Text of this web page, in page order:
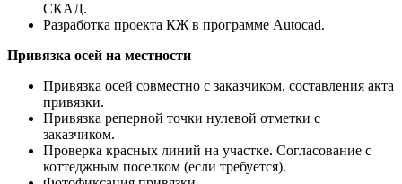
СКАД.
Разработка проекта КЖ в программе Autocad.
Привязка осей на местности
Привязка осей совместно с заказчиком, составления акта
привязки.
Привязка реперной точки нулевой отметки с
заказчиком.
Проверка красных линий на участке. Согласование с
коттеджным поселком (если требуется).